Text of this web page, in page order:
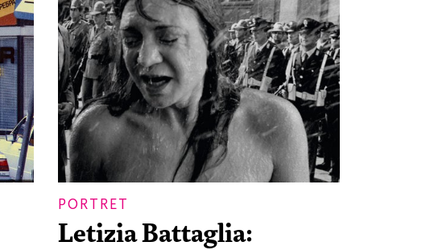
PORTRET
Letizia Battaglia: